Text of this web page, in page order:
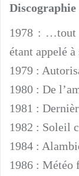
Discographie
1978 : …tout
étant appelé
1979 :
1980 : De
1981 :
1982 : Soleil
1984 :
1986 : Météo